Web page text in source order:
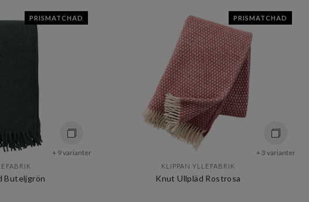
PRISMATCHAD
+ 9 varianter
Buteljgrön
PRISMATCHAD
+ 3 varianter
KLIPPAN YLLEFABRIK
Knut Ullpläd Rostrosa